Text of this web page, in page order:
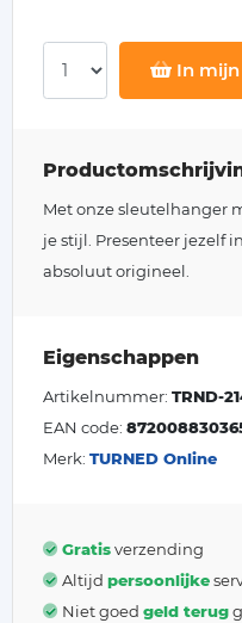
In
Met onze sleutelhanger
je stijl. Presenteer jezelf
absoluut origineel.
Eigenschappen
Artikelnummer: TRND-
EAN code:
Merk: TURNED Online
Gratisverzending
Altijd persoonlijke
Niet goed geld terug